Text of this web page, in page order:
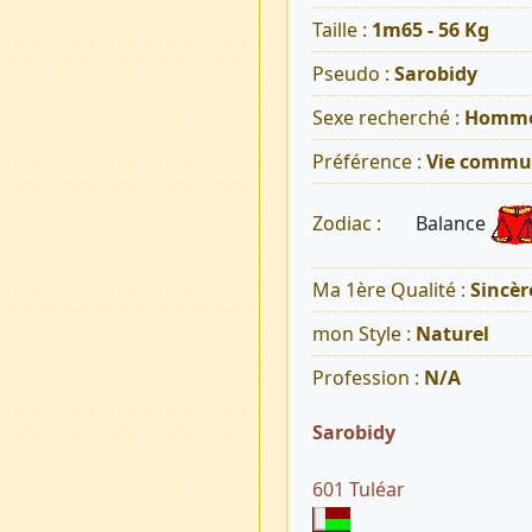
Taille : 1m65 - 56 Kg
Pseudo : Sarobidy
Sexe recherché :
Préférence : Vie
Zodiac : Balance
Ma 1ère Qualité :
mon Style : Naturel
Profession : N/A
Sarobidy
601 Tuléar